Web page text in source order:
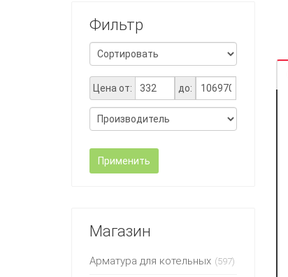
Фильтр
Цена от: до:
Применить
Магазин
Арматура для котельных (597)